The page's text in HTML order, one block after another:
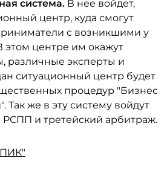
система. В нее войдет,
центр, куда смогут
с возникшими у
центре им окажут
различные эксперты и
ситуационный центр будет
процедур "Бизнес
Так же в эту систему войдут
РСПП и третейский арбитраж.